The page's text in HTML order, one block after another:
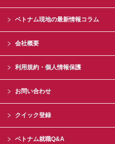
ベトナム現地の最新情報コラム
会社概要
利用規約・個人情報保護
お問い合わせ
クイック登録
ベトナム就職Q&A